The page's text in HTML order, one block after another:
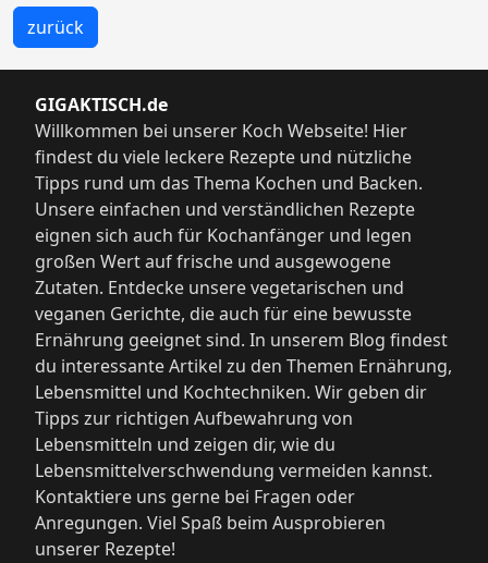
zurück
GIGAKTISCH.de
Willkommen bei unserer Koch Webseite! Hier
findest du viele leckere Rezepte und nützliche
Tipps rund um das Thema Kochen und Backen.
Unsere einfachen und verständlichen Rezepte
eignen sich auch für Kochanfänger und legen
großen Wert auf frische und ausgewogene
Zutaten. Entdecke unsere vegetarischen und
veganen Gerichte, die auch für eine bewusste
Ernährung geeignet sind. In unserem Blog findest
du interessante Artikel zu den Themen Ernährung,
Lebensmittel und Kochtechniken. Wir geben dir
Tipps zur richtigen Aufbewahrung von
Lebensmitteln und zeigen dir, wie du
Lebensmittelverschwendung vermeiden kannst.
Kontaktiere uns gerne bei Fragen oder
Anregungen. Viel Spaß beim Ausprobieren
unserer Rezepte!